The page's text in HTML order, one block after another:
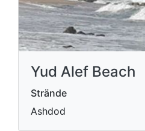
Yud Alef Beach
Strände
Ashdod